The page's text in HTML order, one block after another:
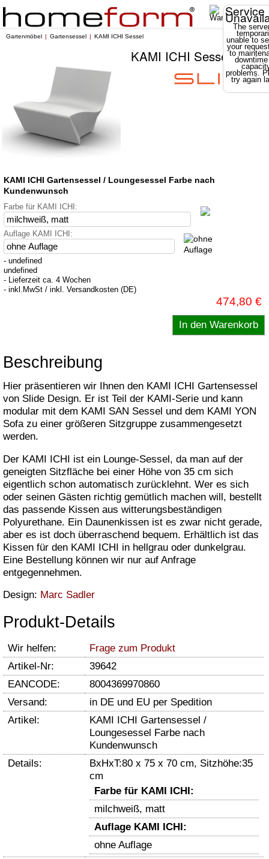
Service
The
unable to
your
to
problems.
try again
Gartenmöbel Gartensessel KAMI ICHI Sessel
KAMI ICHI Sessel
KAMI ICHI Gartensessel / Loungesessel Farbe nach
Kundenwunsch
Farbe für KAMI ICHI:
Auflage KAMI ICHI:
- undefined
undefined
- Lieferzeit ca. 4 Wochen
- inkl.MwSt / inkl. Versandkosten (DE)
474,80 €
Beschreibung
Hier präsentieren wir Ihnen den KAMI ICHI Gartensessel
von Slide Design. Er ist Teil der KAMI-Serie und kann
modular mit dem KAMI SAN Sessel und dem KAMI YON
Sofa zu einer größeren Sitzgruppe zusammengesetzt
werden.
Der KAMI ICHI ist ein Lounge-Sessel, da man auf der
geneigten Sitzfläche bei einer Höhe von 35 cm sich
eigentlich schon automatisch zurücklehnt. Wer es sich
oder seinen Gästen richtig gemütlich machen will, bestellt
das passende Kissen aus witterungsbeständigen
Polyurethane. Ein Daunenkissen ist es zwar nicht gerade,
aber es ist doch überraschend bequem. Erhältlich ist das
Kissen für den KAMI ICHI in hellgrau oder dunkelgrau.
Eine Bestellung können wir nur auf Anfrage
entgegennehmen.
Design: Marc Sadler
Produkt-Details
Wir helfen:
Frage zum Produkt
Artikel-Nr:
39642
EANCODE:
8004369970860
Versand:
in DE und EU per Spedition
Artikel:
KAMI ICHI Gartensessel /
Loungesessel Farbe nach
Kundenwunsch
Details:
BxHxT:80 x 75 x 70 cm, Sitzhöhe:35
cm
Farbe für KAMI ICHI:
milchweiß, matt
Auflage KAMI ICHI:
ohne Auflage